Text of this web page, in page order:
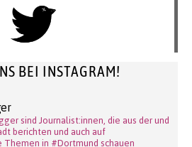
BEI INSTAGRAM!
sind Journalist:innen, die aus der und
berichten und auch auf
in #Dortmund schauen